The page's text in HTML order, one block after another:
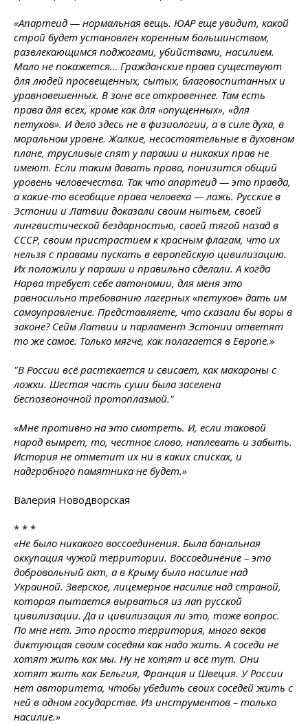
«Апартеид — нормальная вещь. ЮАР еще увидит, какой
строй будет установлен коренным большинством,
развлекающимся поджогами, убийствами, насилием.
Мало не покажется… Гражданские права существуют
для людей просвещенных, сытых, благовоспитанных и
уравновешенных. В зоне все откровеннее. Там есть
права для всех, кроме как для «опущенных», «для
петухов». И дело здесь не в физиологии, а в силе духа, в
моральном уровне. Жалкие, несостоятельные в духовном
плане, трусливые спят у параши и никаких прав не
имеют. Если таким давать права, понизится общий
уровень человечества. Так что апартеид — это правда,
а какие-то всеобщие права человека — ложь. Русские в
Эстонии и Латвии доказали своим нытьем, своей
лингвистической бездарностью, своей тягой назад в
СССР, своим пристрастием к красным флагам, что их
нельзя с правами пускать в европейскую цивилизацию.
Их положили у параши и правильно сделали. А когда
Нарва требует себе автономии, для меня это
равносильно требованию лагерных «петухов» дать им
самоуправление. Представляете, что сказали бы воры в
законе? Сейм Латвии и парламент Эстонии ответят
то же самое. Только мягче, как полагается в Европе.»
"В России всё растекается и свисает, как макароны с
ложки. Шестая часть суши была заселена
беспозвоночной протоплазмой."
«Мне противно на это смотреть. И, если таковой
народ вымрет, то, честное слово, наплевать и забыть.
История не отметит их ни в каких списках, и
надгробного памятника не будет.»
Валерия Новодворская
* * *
«Не было никакого воссоединения. Была банальная
оккупация чужой территории. Воссоединение – это
добровольный акт, а в Крыму было насилие над
Украиной. Зверское, лицемерное насилие над страной,
которая пытается вырваться из лап русской
цивилизации. Да и цивилизация ли это, тоже вопрос.
По мне нет. Это просто территория, много веков
диктующая своим соседям как надо жить. А соседи не
хотят жить как мы. Ну не хотят и всё тут. Они
хотят жить как Бельгия, Франция и Швеция. У России
нет авторитета, чтобы убедить своих соседей жить с
ней в одном государстве. Из инструментов – только
насилие.»